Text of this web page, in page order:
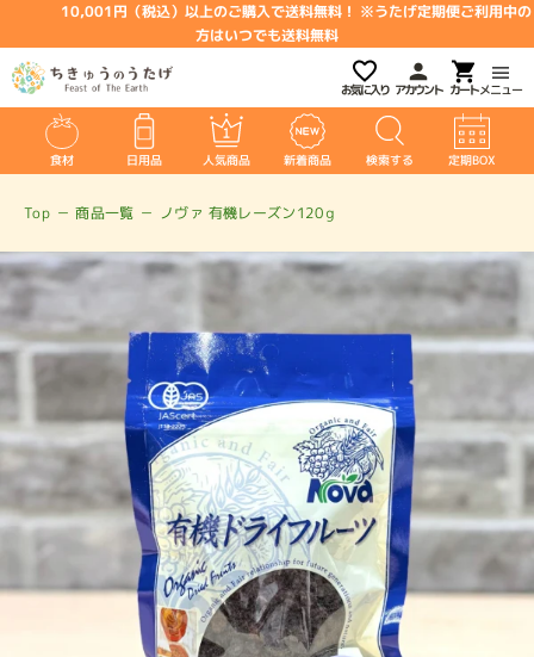
10,001円（税込）以上のご購入で送料無料！ ※うたげ定期便ご利用中の
方はいつでも送料無料
メニュー
アカウント
お気に入り
食材 日用品 人気商品 新着商品 検索する 定期BOX
Top － 商品一覧 － ノヴァ 有機レーズン120ｇ